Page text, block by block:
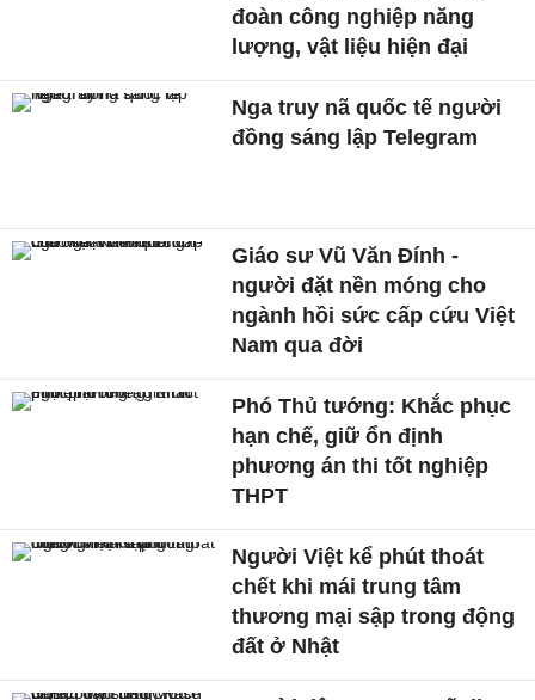
đoàn công nghiệp năng
lượng, vật liệu hiện đại
Nga truy nã quốc tế người
đồng sáng lập Telegram
Giáo sư Vũ Văn Đính -
người đặt nền móng cho
ngành hồi sức cấp cứu Việt
Nam qua đời
Phó Thủ tướng: Khắc phục
hạn chế, giữ ổn định
phương án thi tốt nghiệp
THPT
Người Việt kể phút thoát
chết khi mái trung tâm
thương mại sập trong động
đất ở Nhật